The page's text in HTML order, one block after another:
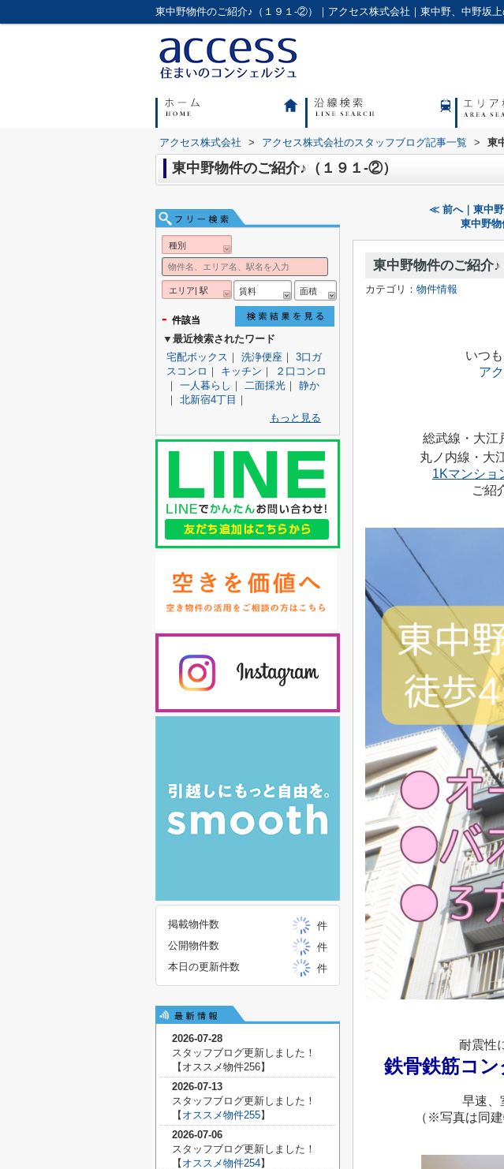
東中野物件のご紹介♪（１９１-②）｜アクセス株式会社｜東中野、中野坂
アクセス株式会社 > アクセス株式会社のスタッフブログ記事一覧 > 東
東中野物件のご紹介♪（１９１-②）
≪ 前へ｜東中野
東中野
東中野物件のご紹介
カテゴリ： 物件情報
いつ
ア
総武線・大江
丸ノ内線・大
1Kマンショ
ご紹
耐震性
鉄骨鉄筋コ
早速、
（※写真は同
種別
エリア| 駅 賃料 面積
- 件該当
▼最近検索されたワード
宅配ボックス ｜ 洗浄便座 ｜ 3口ガ
スコンロ ｜ キッチン ｜
２口コンロ
｜ 一人暮らし ｜ 二面採光 ｜ 静か
｜ 北新宿4丁目 ｜
もっと見る
掲載物件数
件
公開物件数
件
本日の更新件数
件
2026-07-28
スタッフブログ更新しました！
【 オススメ物件256】
2026-07-13
スタッフブログ更新しました！
【 オススメ物件255】
2026-07-06
スタッフブログ更新しました！
【 オススメ物件254】